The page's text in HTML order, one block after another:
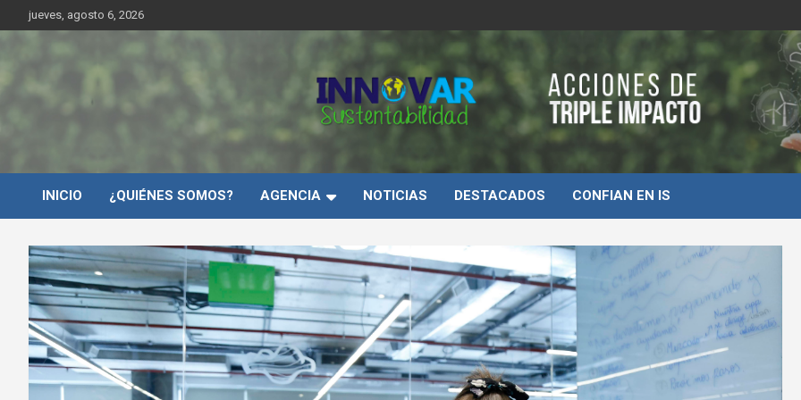
Saltar
al
contenido
jueves, agosto 6, 2026
Innovar Sustentabilidad
INICIO ¿QUIÉNES SOMOS? AGENCIA NOTICIAS DESTACADOS CONFIAN EN IS